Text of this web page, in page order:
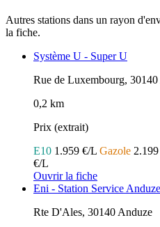
Autres stations dans un rayon
la fiche.
Système U - Super U
Rue de Luxembourg,
0,2 km
Prix (extrait)
E10 1.959 €/L Gazole
€/L
Ouvrir la fiche
Eni - Station Service Anduze
Rte D'Ales, 30140 Anduze